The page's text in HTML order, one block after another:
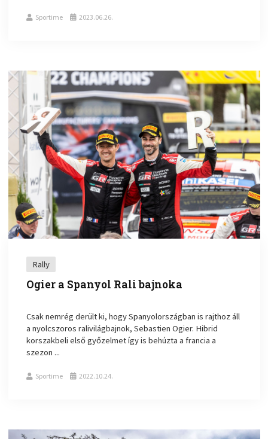
Sportime 2023.06.26.
Rally
Ogier a Spanyol Rali bajnoka
Csak nemrég derült ki, hogy Spanyolországban is rajthoz áll
a nyolcszoros ralivilágbajnok, Sebastien Ogier. Hibrid
korszakbeli első győzelmet így is behúzta a francia a
szezon ...
Sportime 2022.10.24.